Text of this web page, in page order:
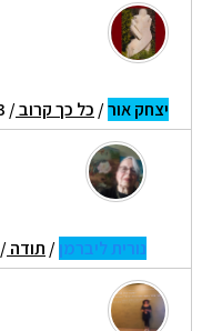
יצחק אור/ כל כך קרוב/ 23/04/2023 14:08
נורית ליברמן/ תודה/ 23/04/2023 16:17